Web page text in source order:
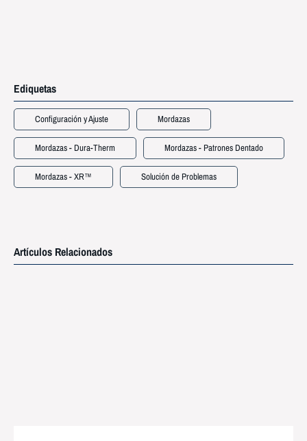
Ediquetas
Configuración y Ajuste Mordazas
Mordazas - Dura-Therm Mordazas - Patrones Dentado
Mordazas - XR™ Solución de Problemas
Artículos Relacionados